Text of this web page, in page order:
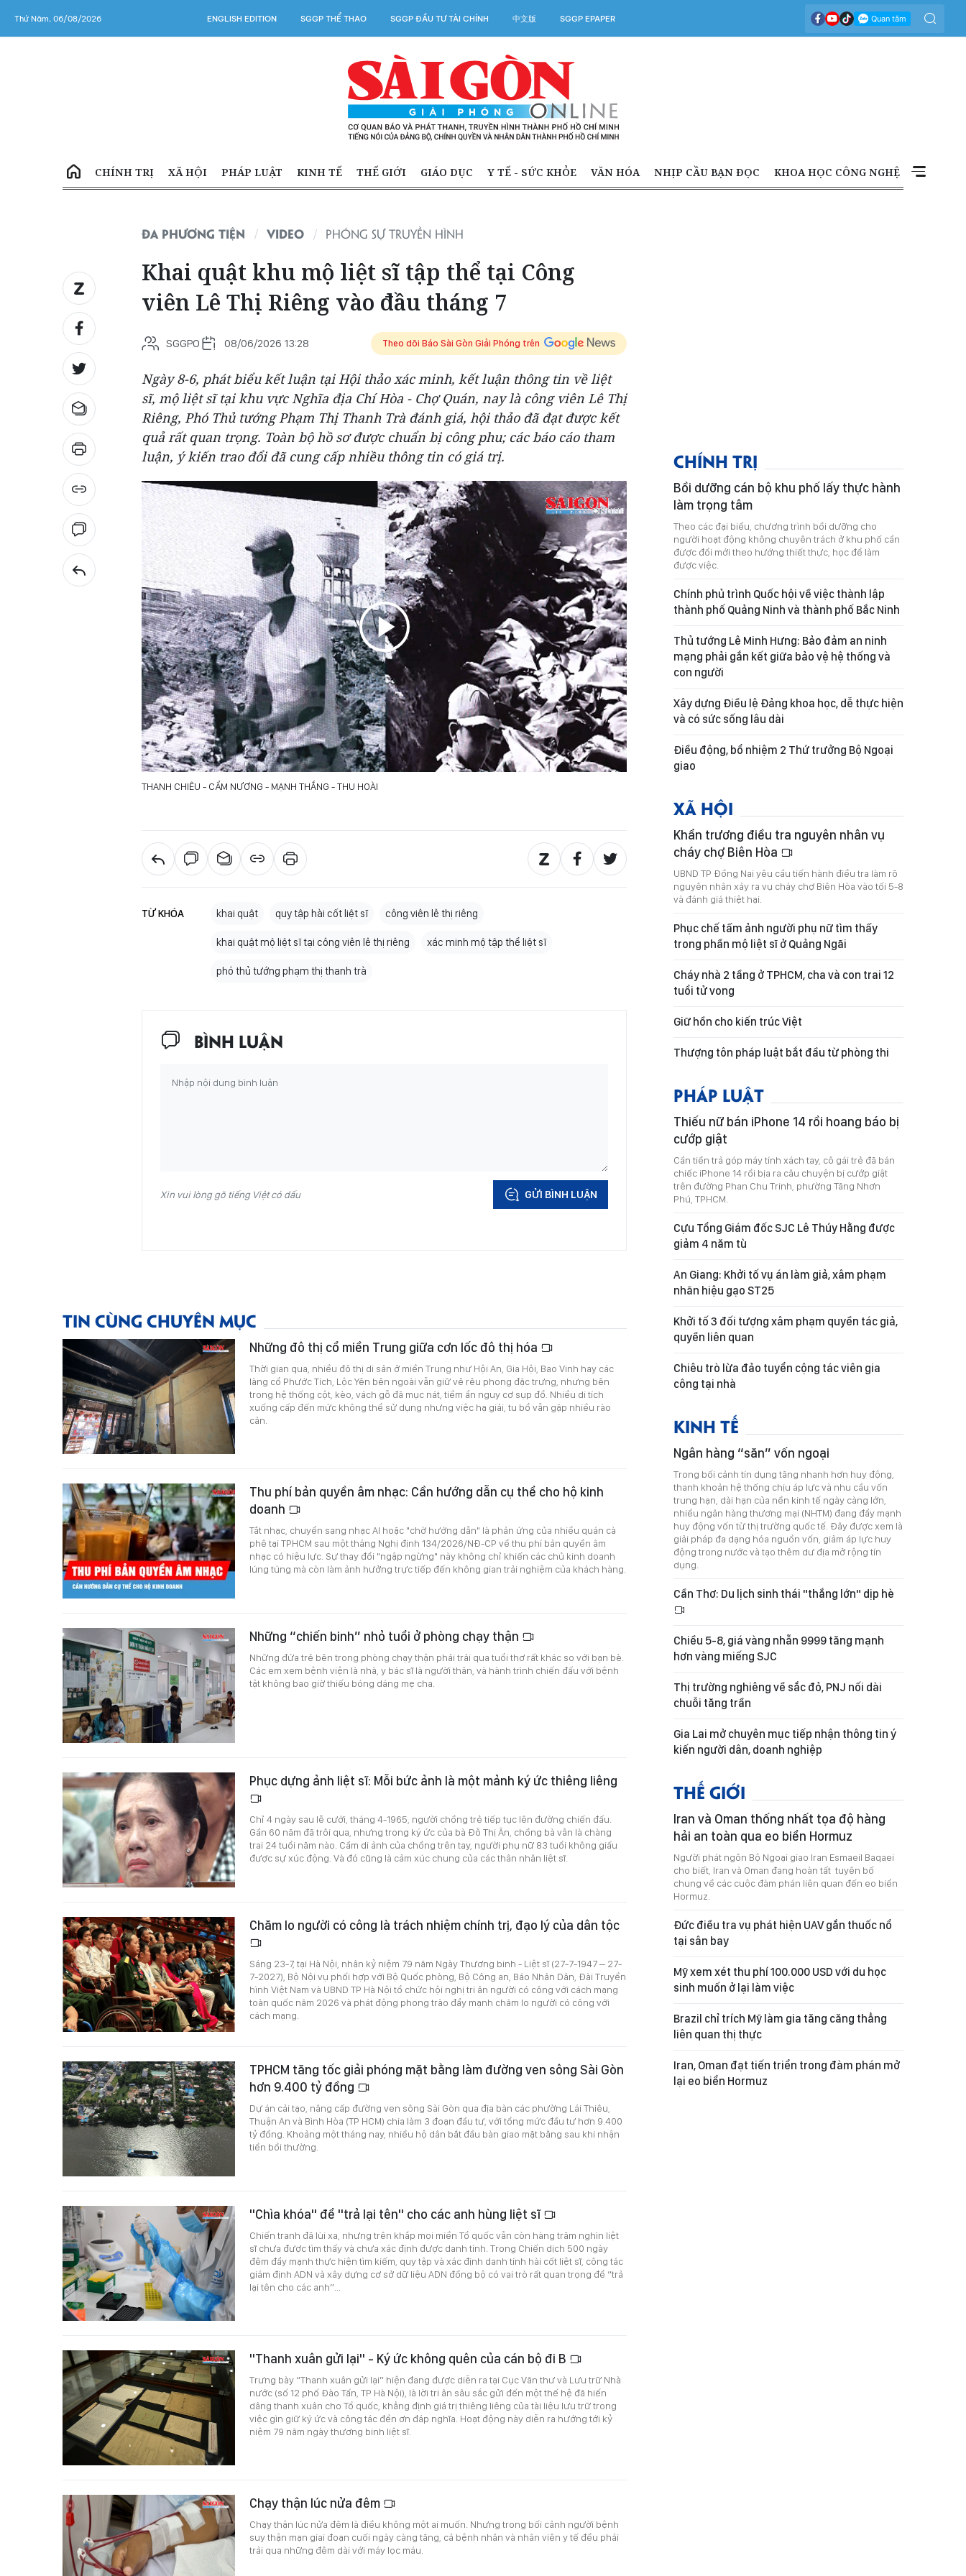
Thứ Năm, 06/08/2026 ENGLISH EDITION SGGP THỂ THAO SGGP ĐẦU TƯ TÀI CHÍNH 中文版 SGGP EPAPER
CHÍNH TRỊ XÃ HỘI PHÁP LUẬT KINH TẾ THẾ GIỚI GIÁO DỤC Y TẾ - SỨC KHỎE VĂN HÓA NHỊP CẦU BẠN ĐỌC KHOA HỌC CÔNG NGHỆ
ĐA PHƯƠNG TIỆN VIDEO PHÓNG SỰ TRUYỀN HÌNH
Khai quật khu mộ liệt sĩ tập thể tại Công
viên Lê Thị Riêng vào đầu tháng 7
SGGPO 08/06/2026 13:28 Theo dõi Báo Sài Gòn Giải Phóng trên
Ngày 8-6, phát biểu kết luận tại Hội thảo xác minh, kết luận thông tin về liệt
sĩ, mộ liệt sĩ tại khu vực Nghĩa địa Chí Hòa - Chợ Quán, nay là công viên Lê Thị
Riêng, Phó Thủ tướng Phạm Thị Thanh Trà đánh giá, hội thảo đã đạt được kết
quả rất quan trọng. Toàn bộ hồ sơ được chuẩn bị công phu; các báo cáo tham
luận, ý kiến trao đổi đã cung cấp nhiều thông tin có giá trị.
THANH CHIÊU - CẨM NƯƠNG - MẠNH THẮNG - THU HOÀI
TỪ KHÓA khai quật quy tập hài cốt liệt sĩ công viên lê thị riêng
khai quật mộ liệt sĩ tại công viên lê thị riêng xác minh mộ tập thể liệt sĩ
phó thủ tướng phạm thị thanh trà
BÌNH LUẬN
Xin vui lòng gõ tiếng Việt có dấu GỬI BÌNH LUẬN
TIN CÙNG CHUYÊN MỤC
Những đô thị cổ miền Trung giữa cơn lốc đô thị hóa
Thời gian qua, nhiều đô thị di sản ở miền Trung như Hội An, Gia Hội, Bao Vinh hay các
làng cổ Phước Tích, Lộc Yên bên ngoài vẫn giữ vẻ rêu phong đặc trưng, nhưng bên
trong hệ thống cột, kèo, vách gỗ đã mục nát, tiềm ẩn nguy cơ sụp đổ. Nhiều di tích
xuống cấp đến mức không thể sử dụng nhưng việc hạ giải, tu bổ vẫn gặp nhiều rào
cản.
Thu phí bản quyền âm nhạc: Cần hướng dẫn cụ thể cho hộ kinh
doanh
Tắt nhạc, chuyển sang nhạc AI hoặc "chờ hướng dẫn" là phản ứng của nhiều quán cà
phê tại TPHCM sau một tháng Nghị định 134/2026/NĐ-CP về thu phí bản quyền âm
nhạc có hiệu lực. Sự thay đổi "ngập ngừng" này không chỉ khiến các chủ kinh doanh
lúng túng mà còn làm ảnh hưởng trực tiếp đến không gian trải nghiệm của khách hàng.
Những “chiến binh” nhỏ tuổi ở phòng chạy thận
Những đứa trẻ bên trong phòng chạy thận phải trải qua tuổi thơ rất khác so với bạn bè.
Các em xem bệnh viện là nhà, y bác sĩ là người thân, và hành trình chiến đấu với bệnh
tật không bao giờ thiếu bóng dáng mẹ cha.
Phục dựng ảnh liệt sĩ: Mỗi bức ảnh là một mảnh ký ức thiêng liêng
Chỉ 4 ngày sau lễ cưới, tháng 4-1965, người chồng trẻ tiếp tục lên đường chiến đấu.
Gần 60 năm đã trôi qua, nhưng trong ký ức của bà Đỗ Thị Ân, chồng bà vẫn là chàng
trai 24 tuổi năm nào. Cầm di ảnh của chồng trên tay, người phụ nữ 83 tuổi không giấu
được sự xúc động. Và đó cũng là cảm xúc chung của các thân nhân liệt sĩ.
Chăm lo người có công là trách nhiệm chính trị, đạo lý của dân tộc
Sáng 23-7, tại Hà Nội, nhân kỷ niệm 79 năm Ngày Thương binh - Liệt sĩ (27-7-1947 – 27-
7-2027), Bộ Nội vụ phối hợp với Bộ Quốc phòng, Bộ Công an, Báo Nhân Dân, Đài Truyền
hình Việt Nam và UBND TP Hà Nội tổ chức hội nghị tri ân người có công với cách mạng
toàn quốc năm 2026 và phát động phong trào đẩy mạnh chăm lo người có công với
cách mạng.
TPHCM tăng tốc giải phóng mặt bằng làm đường ven sông Sài Gòn
hơn 9.400 tỷ đồng
Dự án cải tạo, nâng cấp đường ven sông Sài Gòn qua địa bàn các phường Lái Thiêu,
Thuận An và Bình Hòa (TP HCM) chia làm 3 đoạn đầu tư, với tổng mức đầu tư hơn 9.400
tỷ đồng. Khoảng một tháng nay, nhiều hộ dân bắt đầu bàn giao mặt bằng sau khi nhận
tiền bồi thường.
"Chìa khóa" để "trả lại tên" cho các anh hùng liệt sĩ
Chiến tranh đã lùi xa, nhưng trên khắp mọi miền Tổ quốc vẫn còn hàng trăm nghìn liệt
sĩ chưa được tìm thấy và chưa xác định được danh tính. Trong Chiến dịch 500 ngày
đêm đẩy mạnh thực hiện tìm kiếm, quy tập và xác định danh tính hài cốt liệt sĩ, công tác
giám định ADN và xây dựng cơ sở dữ liệu ADN đồng bộ có vai trò rất quan trọng để “trả
lại tên cho các anh”...
"Thanh xuân gửi lại" - Ký ức không quên của cán bộ đi B
Trưng bày “Thanh xuân gửi lại” hiện đang được diễn ra tại Cục Văn thư và Lưu trữ Nhà
nước (số 12 phố Đào Tấn, TP Hà Nội), là lời tri ân sâu sắc gửi đến một thế hệ đã hiến
dâng thanh xuân cho Tổ quốc, khẳng định giá trị thiêng liêng của tài liệu lưu trữ trong
việc gìn giữ ký ức và công tác đền ơn đáp nghĩa. Hoạt động này diễn ra hướng tới kỷ
niệm 79 năm ngày thương binh liệt sĩ.
Chạy thận lúc nửa đêm
Chạy thận lúc nửa đêm là điều không một ai muốn. Nhưng trong bối cảnh người bệnh
suy thận mạn giai đoạn cuối ngày càng tăng, cả bệnh nhân và nhân viên y tế đều phải
trải qua những đêm dài với máy lọc máu.
CHÍNH TRỊ
Bồi dưỡng cán bộ khu phố lấy thực hành
làm trọng tâm
Theo các đại biểu, chương trình bồi dưỡng cho
người hoạt động không chuyên trách ở khu phố cần
được đổi mới theo hướng thiết thực, học để làm
được việc.
Chính phủ trình Quốc hội về việc thành lập
thành phố Quảng Ninh và thành phố Bắc Ninh
Thủ tướng Lê Minh Hưng: Bảo đảm an ninh
mạng phải gắn kết giữa bảo vệ hệ thống và
con người
Xây dựng Điều lệ Đảng khoa học, dễ thực hiện
và có sức sống lâu dài
Điều động, bổ nhiệm 2 Thứ trưởng Bộ Ngoại
giao
XÃ HỘI
Khẩn trương điều tra nguyên nhân vụ
cháy chợ Biên Hòa
UBND TP Đồng Nai yêu cầu tiến hành điều tra làm rõ
nguyên nhân xảy ra vụ cháy chợ Biên Hòa vào tối 5-8
và đánh giá thiệt hại.
Phục chế tấm ảnh người phụ nữ tìm thấy
trong phần mộ liệt sĩ ở Quảng Ngãi
Cháy nhà 2 tầng ở TPHCM, cha và con trai 12
tuổi tử vong
Giữ hồn cho kiến trúc Việt
Thượng tôn pháp luật bắt đầu từ phòng thi
PHÁP LUẬT
Thiếu nữ bán iPhone 14 rồi hoang báo bị
cướp giật
Cần tiền trả góp máy tính xách tay, cô gái trẻ đã bán
chiếc iPhone 14 rồi bịa ra câu chuyện bị cướp giật
trên đường Phan Chu Trinh, phường Tăng Nhơn
Phú, TPHCM.
Cựu Tổng Giám đốc SJC Lê Thúy Hằng được
giảm 4 năm tù
An Giang: Khởi tố vụ án làm giả, xâm phạm
nhãn hiệu gạo ST25
Khởi tố 3 đối tượng xâm phạm quyền tác giả,
quyền liên quan
Chiêu trò lừa đảo tuyển cộng tác viên gia
công tại nhà
KINH TẾ
Ngân hàng “săn” vốn ngoại
Trong bối cảnh tín dụng tăng nhanh hơn huy động,
thanh khoản hệ thống chịu áp lực và nhu cầu vốn
trung hạn, dài hạn của nền kinh tế ngày càng lớn,
nhiều ngân hàng thương mại (NHTM) đang đẩy mạnh
huy động vốn từ thị trường quốc tế. Đây được xem là
giải pháp đa dạng hóa nguồn vốn, giảm áp lực huy
động trong nước và tạo thêm dư địa mở rộng tín
dụng.
Cần Thơ: Du lịch sinh thái "thắng lớn" dịp hè
Chiều 5-8, giá vàng nhẫn 9999 tăng mạnh
hơn vàng miếng SJC
Thị trường nghiêng về sắc đỏ, PNJ nối dài
chuỗi tăng trần
Gia Lai mở chuyên mục tiếp nhận thông tin ý
kiến người dân, doanh nghiệp
THẾ GIỚI
Iran và Oman thống nhất tọa độ hàng
hải an toàn qua eo biển Hormuz
Người phát ngôn Bộ Ngoại giao Iran Esmaeil Baqaei
cho biết, Iran và Oman đang hoàn tất tuyên bố
chung về các cuộc đàm phán liên quan đến eo biển
Hormuz.
Đức điều tra vụ phát hiện UAV gắn thuốc nổ
tại sân bay
Mỹ xem xét thu phí 100.000 USD với du học
sinh muốn ở lại làm việc
Brazil chỉ trích Mỹ làm gia tăng căng thẳng
liên quan thị thực
Iran, Oman đạt tiến triển trong đàm phán mở
lại eo biển Hormuz